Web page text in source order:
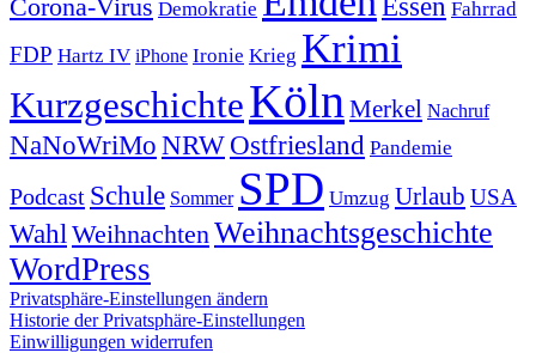
Corona-Virus Demokratie Essen Fahrrad
FDP Hartz IV iPhone Ironie Krieg Krimi
KurzgeschichteKölnMerkel Nachruf
NaNoWriMo NRWOstfriesland Pandemie
Podcast Schule Sommer SPD Umzug Urlaub USA
Wahl WeihnachtenWeihnachtsgeschichte
WordPress
Privatsphäre-Einstellungen ändern
Historie der Privatsphäre-Einstellungen
Einwilligungen widerrufen